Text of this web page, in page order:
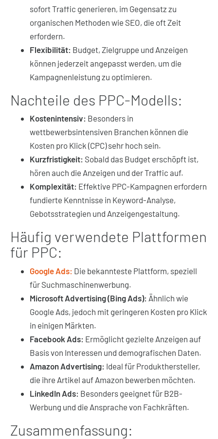
sofort Traffic generieren, im Gegensatz zu
organischen Methoden wie SEO, die oft Zeit
erfordern.
Flexibilität: Budget, Zielgruppe und Anzeigen
können jederzeit angepasst werden, um die
Kampagnenleistung zu optimieren.
Nachteile des PPC-Modells:
Kostenintensiv: Besonders in
wettbewerbsintensiven Branchen können die
Kosten pro Klick (CPC) sehr hoch sein.
Kurzfristigkeit: Sobald das Budget erschöpft ist,
hören auch die Anzeigen und der Traffic auf.
Komplexität: Effektive PPC-Kampagnen erfordern
fundierte Kenntnisse in Keyword-Analyse,
Gebotsstrategien und Anzeigengestaltung.
Häufig verwendete Plattformen
für PPC:
Google Ads: Die bekannteste Plattform, speziell
für Suchmaschinenwerbung.
Microsoft Advertising (Bing Ads): Ähnlich wie
Google Ads, jedoch mit geringeren Kosten pro Klick
in einigen Märkten.
Facebook Ads: Ermöglicht gezielte Anzeigen auf
Basis von Interessen und demografischen Daten.
Amazon Advertising: Ideal für Produkthersteller,
die ihre Artikel auf Amazon bewerben möchten.
LinkedIn Ads: Besonders geeignet für B2B-
Werbung und die Ansprache von Fachkräften.
Zusammenfassung: